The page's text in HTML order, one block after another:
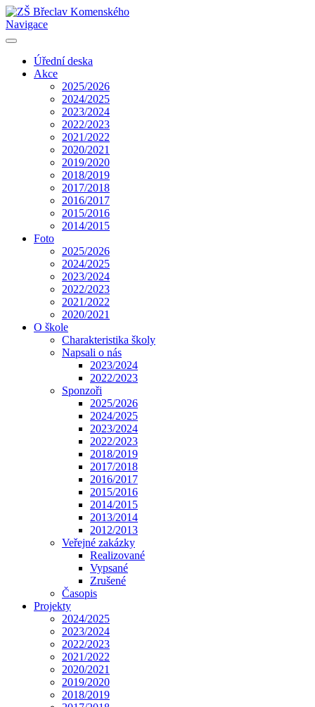
Navigace
Úřední deska
Akce
2025/2026
2024/2025
2023/2024
2022/2023
2021/2022
2020/2021
2019/2020
2018/2019
2017/2018
2016/2017
2015/2016
2014/2015
Foto
2025/2026
2024/2025
2023/2024
2022/2023
2021/2022
2020/2021
O škole
Charakteristika školy
Napsali o nás
2023/2024
2022/2023
Sponzoři
2025/2026
2024/2025
2023/2024
2022/2023
2018/2019
2017/2018
2016/2017
2015/2016
2014/2015
2013/2014
2012/2013
Veřejné zakázky
Realizované
Vypsané
Zrušené
Časopis
Projekty
2024/2025
2023/2024
2022/2023
2021/2022
2020/2021
2019/2020
2018/2019